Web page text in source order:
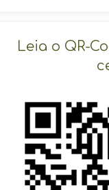
Leia o QR-